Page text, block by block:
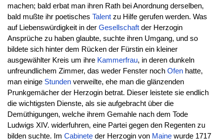
machen; bald erbat man ihren Rath bei Anordnung derselben,
bald mußte ihr poetisches Talentzu Hilfe gerufen werden. Was
auf Liebenswürdigkeit in der Gesellschaftder Herzogin
Ansprüche zu haben glaubte, suchte ihren Umgang, und so
bildete sich hinter dem Rücken der Fürstin ein kleiner
ausgewählter Kreis um ihre Kammerfrau, in deren dunkeln
unfreundlichem Zimmer, das weder Fenster noch Ofenhatte,
man einige Stundenverweilte, ehe man die glänzenden
Prunkgemächer der Herzogin betrat. Dieser leistete sie endlich
die wichtigsten Dienste, als sie aufgebracht über die
Demüthigungen, welche ihrem Gemahle nach dem Tode
Ludwigs XIV. widerfuhren, eine Partei gegen den Regenten zu
bilden suchte. Im Cabineteder Herzogin von Mainewurde 1717